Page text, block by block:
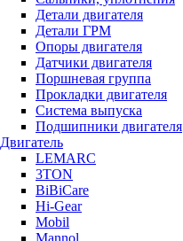
Детали двигателя
Детали ГРМ
Опоры двигателя
Датчики двигателя
Поршневая группа
Прокладки двигателя
Система выпуска
Подшипники двигателя
Двигатель
LEMARC
3TON
BiBiCare
Hi-Gear
Mobil
Mannol